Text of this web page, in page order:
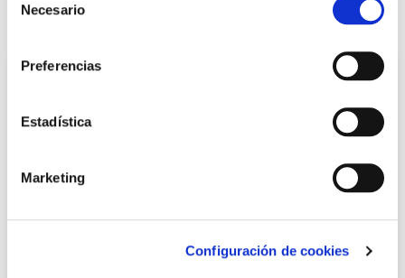
Necesario
Preferencias
Estadística
Marketing
Configuración de cookies
TOP VENTAS